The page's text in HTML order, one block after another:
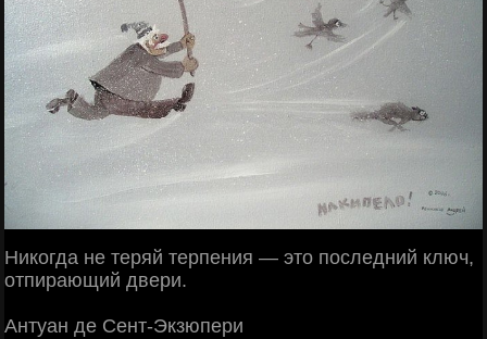
Никогда не теряй терпения — это последний ключ,
отпирающий двери.
Антуан де Сент-Экзюпери